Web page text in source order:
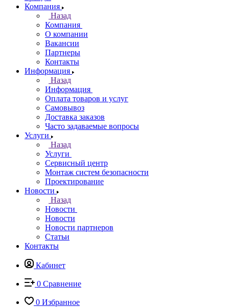
Компания
Назад
Компания
О компании
Вакансии
Партнеры
Контакты
Информация
Назад
Информация
Оплата товаров и услуг
Самовывоз
Доставка заказов
Часто задаваемые вопросы
Услуги
Назад
Услуги
Сервисный центр
Монтаж систем безопасности
Проектирование
Новости
Назад
Новости
Новости
Новости партнеров
Статьи
Контакты
Кабинет
0 Сравнение
0 Избранное